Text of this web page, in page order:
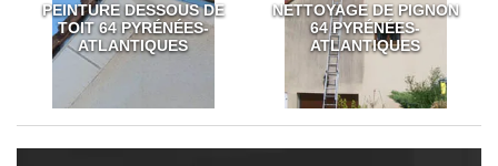
PEINTURE DESSOUS DE
TOIT 64 PYRÉNÉES-
ATLANTIQUES
NETTOYAGE DE PIGNON
64 PYRÉNÉES-
ATLANTIQUES